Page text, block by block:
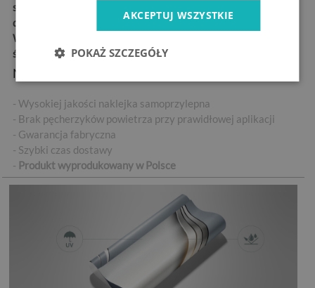
sposób udekorować swoje
drzwi
Wysoka odporność na
ścieranie
Najważniejsze cechy produktu:
- Wysokiej jakości naklejka samoprzylepna
- Brak pęcherzyków powietrza przy prawidłowej aplikacji
- Gwarancja fabryczna
- Szybki czas dostawy
- Produkt wyprodukowany w Polsce
AKCEPTUJ WSZYSTKIE
POKAŻ SZCZEGÓŁY